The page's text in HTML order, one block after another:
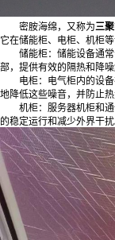
密胺海绵，又称为三
它在储能柜、电柜、机柜
储能柜：储能设备通
部，提供有效的隔热和降
电柜：电气柜内的设
地降低这些噪音，并防止
机柜：服务器机柜和
的稳定运行和减少外界干扰